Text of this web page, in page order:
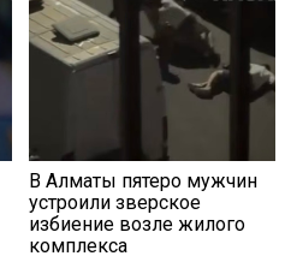
В Алматы пятеро мужчин
устроили зверское
избиение возле жилого
комплекса